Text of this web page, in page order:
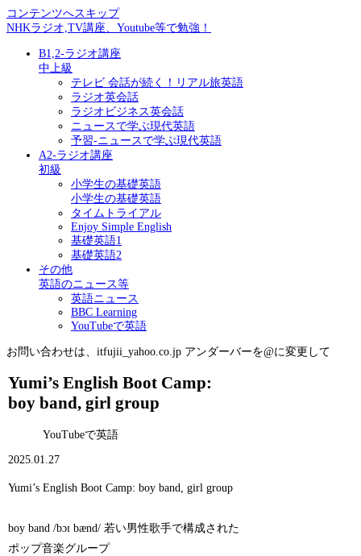
コンテンツへスキップ
NHKラジオ,TV講座、Youtube等で勉強！
B1,2-ラジオ講座
中上級
テレビ 会話が続く！リアル旅英語
ラジオ英会話
ラジオビジネス英会話
ニュースで学ぶ現代英語
予習-ニュースで学ぶ現代英語
A2-ラジオ講座
初級
小学生の基礎英語
小学生の基礎英語
タイムトライアル
Enjoy Simple English
基礎英語1
基礎英語2
その他
英語のニュース等
英語ニュース
BBC Learning
YouTubeで英語
お問い合わせは、itfujii_yahoo.co.jp アンダーバーを@に変更して
Yumi’s English Boot Camp:
boy band, girl group
YouTubeで英語
2025.01.27
Yumi’s English Boot Camp: boy band, girl group
boy band /bɔɪ bænd/ 若い男性歌手で構成された
ポップ音楽グループ